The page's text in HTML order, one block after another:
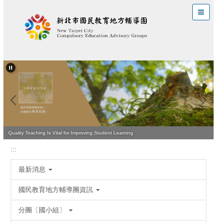
區
Leading the Way to Effective Teaching and Learning
Quality Teaching Is Vital for Improving Student Learning
:::
最新消息
國民教育地方輔導團資訊
分團〔國小組〕